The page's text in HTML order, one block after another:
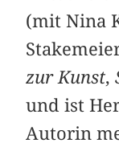
(mit Nina
zur Kunst,
und ist
Autorin